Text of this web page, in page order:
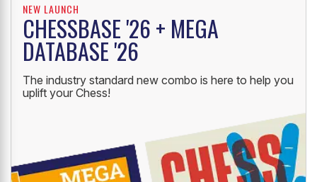
NEW LAUNCH
CHESSBASE '26 + MEGA
DATABASE '26
The industry standard new combo is here to help you
uplift your Chess!